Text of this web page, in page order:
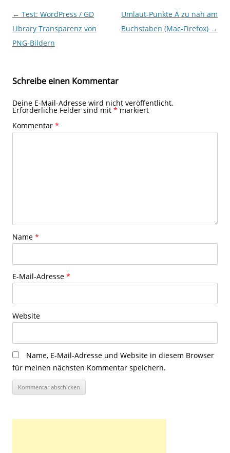
Beitragsnavigation
← Test: WordPress / GD
Library Transparenz von
PNG-Bildern
Umlaut-Punkte Ä zu nah am
Buchstaben (Mac-Firefox) →
Schreibe einen Kommentar
Deine E-Mail-Adresse wird nicht veröffentlicht.
Erforderliche Felder sind mit * markiert
Kommentar *
Name *
E-Mail-Adresse *
Website
Name, E-Mail-Adresse und Website in diesem Browser
für meinen nächsten Kommentar speichern.